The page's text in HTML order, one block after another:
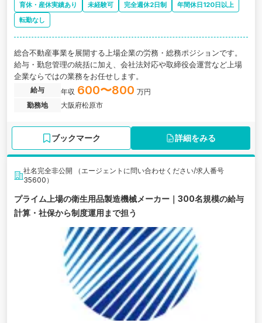
育休・産休実績あり 未経験可 完全週休2日制
年間休日120日以上
転勤なし
総合不動産事業を展開する上場企業の労務・総務ポジションです。
給与・勤怠管理の統括に加え、会社法対応や取締役会運営など上場
企業ならではの業務をお任せします。
給与 年収 600〜800 万円
勤務地
大阪府松原市
ブックマーク 詳細をみる
社名完全非公開 （エージェントに問い合わせください/求人番号
35600）
プライム上場の衛生用品製造機械メーカー｜300名規模の給与
計算・社保から制度運用まで担う